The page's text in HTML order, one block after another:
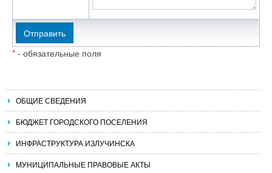
* - обязательные поля
ОБЩИЕ СВЕДЕНИЯ
БЮДЖЕТ ГОРОДСКОГО ПОСЕЛЕНИЯ
ИНФРАСТРУКТУРА ИЗЛУЧИНСКА
МУНИЦИПАЛЬНЫЕ ПРАВОВЫЕ АКТЫ